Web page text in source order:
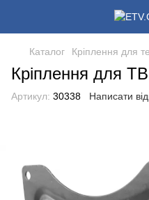
Каталог Кріплення для
Кріплення для
Артикул: 30338 Написати